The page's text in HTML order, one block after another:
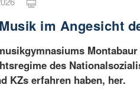
im Angesicht
des
KZs erfahren haben, her.